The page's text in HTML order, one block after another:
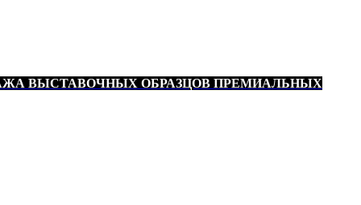
ВЫСТАВОЧНЫХ ОБРАЗЦОВ ПРЕМИАЛЬНЫХ